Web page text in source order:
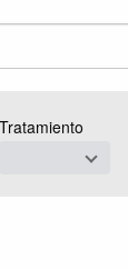
Tratamiento